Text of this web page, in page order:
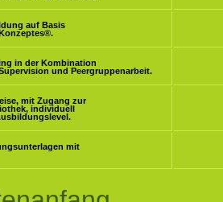
auf Basis
®.
in der Kombination
und Peergruppenarbeit.
mit Zugang zur
individuell
mit